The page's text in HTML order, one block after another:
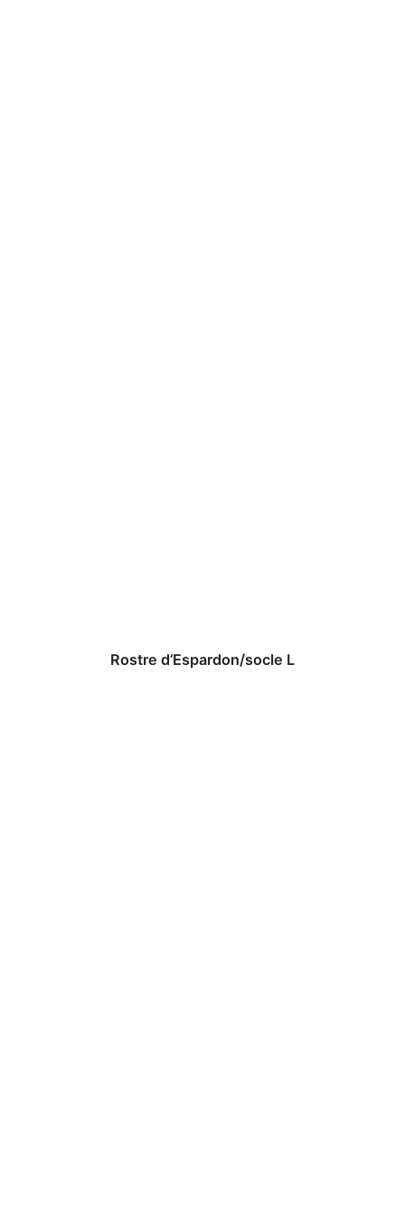
Rostre d’Espardon/socle L